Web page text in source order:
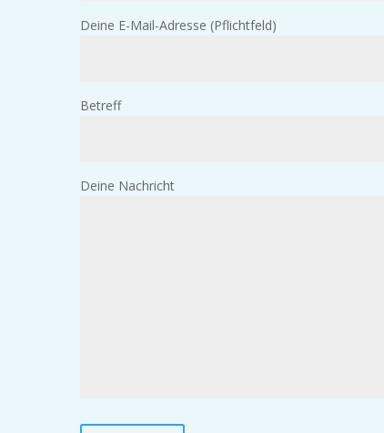
Deine E-Mail-Adresse (Pflichtfeld)
Betreff
Deine Nachricht